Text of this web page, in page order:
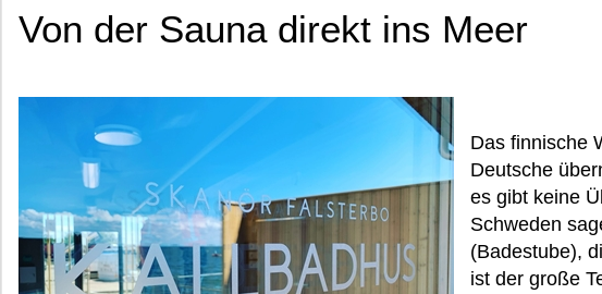
Von der Sauna direkt ins Meer
Das finnische
Deutsche
es gibt keine
Schweden
(Badestube),
ist der große